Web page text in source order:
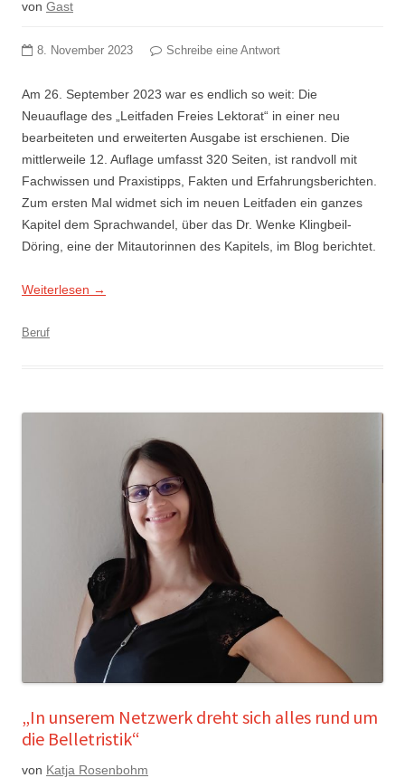
von Gast
8. November 2023 Schreibe eine Antwort
Am 26. September 2023 war es endlich so weit: Die
Neuauflage des „Leitfaden Freies Lektorat“ in einer neu
bearbeiteten und erweiterten Ausgabe ist erschienen. Die
mittlerweile 12. Auflage umfasst 320 Seiten, ist randvoll mit
Fachwissen und Praxistipps, Fakten und Erfahrungsberichten.
Zum ersten Mal widmet sich im neuen Leitfaden ein ganzes
Kapitel dem Sprachwandel, über das Dr. Wenke Klingbeil-
Döring, eine der Mitautorinnen des Kapitels, im Blog berichtet.
Weiterlesen →
Beruf
„In unserem Netzwerk dreht sich alles rund um
die Belletristik“
von Katja Rosenbohm